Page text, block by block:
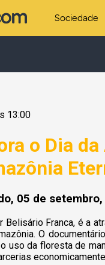
Sociedade
13:00
o Dia
05 de
Belisário Franca, é a
O
uso da floresta de